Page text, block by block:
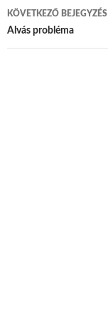
KÖVETKEZŐ BEJEGYZÉS
Alvás probléma